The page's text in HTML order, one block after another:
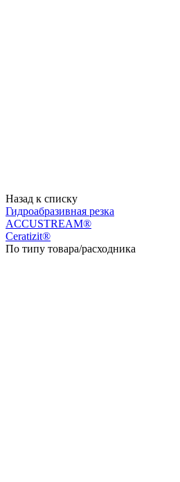
Назад к списку
Гидроабразивная резка
ACCUSTREAM®
Ceratizit®
По типу товара/расходника